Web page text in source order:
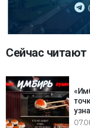
Сейчас читают